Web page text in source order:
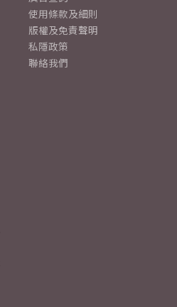
使用條款及細則
版權及免責聲明
私隱政策
聯絡我們